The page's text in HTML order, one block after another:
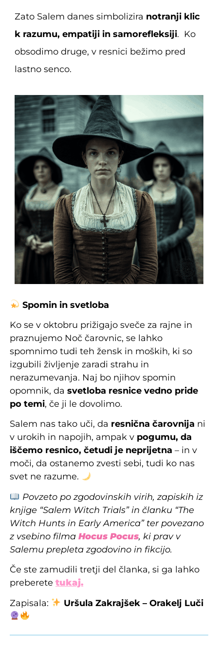
Zato Salem danes simbolizira notranji klic
k razumu, empatiji in samorefleksiji. Ko
obsodimo druge, v resnici bežimo pred
lastno senco.
Spomin in svetloba
Ko se v oktobru prižigajo sveče za rajne in
praznujemo Noč čarovnic, se lahko
spomnimo tudi teh žensk in moških, ki so
izgubili življenje zaradi strahu in
nerazumevanja. Naj bo njihov spomin
opomnik, da svetloba resnice vedno pride
po temi, če ji le dovolimo.
Salem nas tako uči, da resnična čarovnija ni
v urokih in napojih, ampak v pogumu, da
iščemo resnico, četudi je neprijetna – in v
moči, da ostanemo zvesti sebi, tudi ko nas
svet ne razume.
Povzeto po zgodovinskih virih, zapiskih iz
knjige “Salem Witch Trials” in članku “The
Witch Hunts in Early America” ter povezano
z vsebino filma Hocus Pocus, ki prav v
Salemu prepleta zgodovino in fikcijo.
Če ste zamudili tretji del članka, si ga lahko
preberete tukaj.
Zapisala:
Uršula Zakrajšek – Orakelj Luči